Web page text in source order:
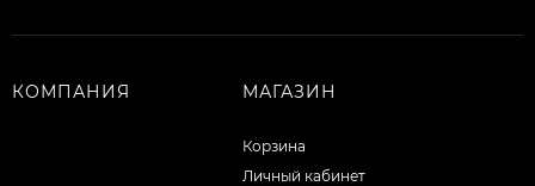
КОМПАНИЯ МАГАЗИН
Корзина
Личный кабинет